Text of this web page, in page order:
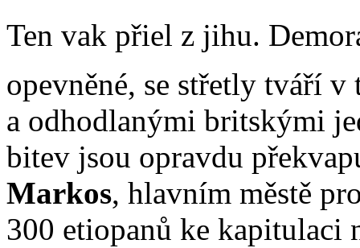
Ten vak přiel z jihu.
opevněné, se střetly tváří
a odhodlanými britskými
bitev jsou opravdu
Markos, hlavním městě
300 etiopanů ke kapitulaci